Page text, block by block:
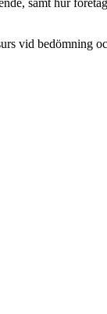
vid bedömning